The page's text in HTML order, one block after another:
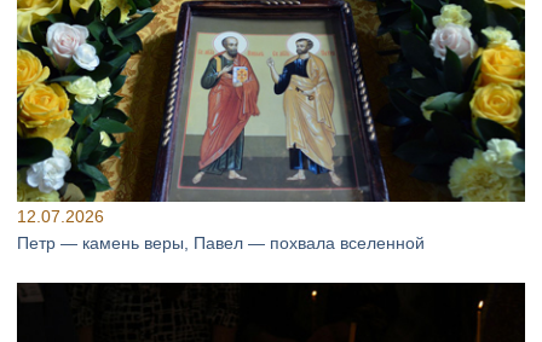
12.07.2026
Петр — камень веры, Павел — похвала вселенной